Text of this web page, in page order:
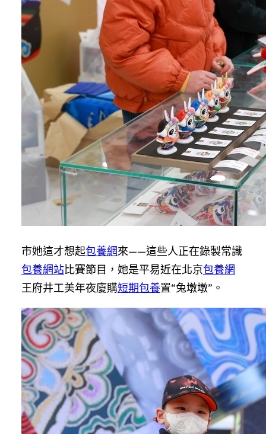
市她這才想起包養網來——這些人正在錄製常識
包養網站比賽節目，她是平易近在北京包養網
王府井工美年夜廈購短期包養置“兔墩墩”。